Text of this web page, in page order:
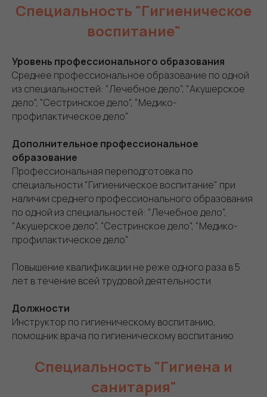
Специальность "Гигиеническое
воспитание"
Уровень профессионального образования
Среднее профессиональное образование по одной
из специальностей: "Лечебное дело", "Акушерское
дело", "Сестринское дело", "Медико-
профилактическое дело"
Дополнительное профессиональное
образование
Профессиональная переподготовка по
специальности "Гигиеническое воспитание" при
наличии среднего профессионального образования
по одной из специальностей: "Лечебное дело",
"Акушерское дело", "Сестринское дело", "Медико-
профилактическое дело"
Повышение квалификации не реже одного раза в 5
лет в течение всей трудовой деятельности
Должности
Инструктор по гигиеническому воспитанию,
помощник врача по гигиеническому воспитанию
Специальность "Гигиена и
санитария"